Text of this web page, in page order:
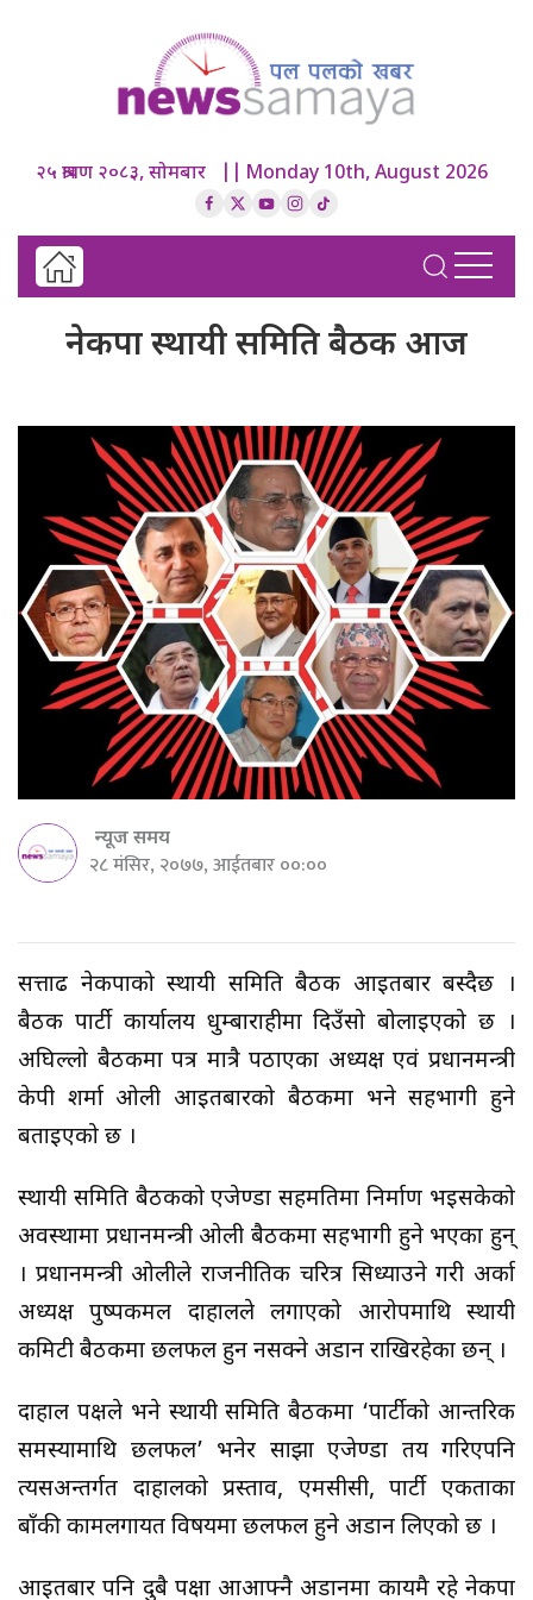
२५ श्रावण २०८३, सोमबार || Monday 10th, August 2026
नेकपा स्थायी समिति बैठक आज
न्यूज समय
२८ मंसिर, २०७७, आईतबार ००:००
सत्तारुढ नेकपाको स्थायी समिति बैठक आइतबार बस्दैछ ।
बैठक पार्टी कार्यालय धुम्बाराहीमा दिउँसो बोलाइएको छ ।
अघिल्लो बैठकमा पत्र मात्रै पठाएका अध्यक्ष एवं प्रधानमन्त्री
केपी शर्मा ओली आइतबारको बैठकमा भने सहभागी हुने
बताइएको छ ।
स्थायी समिति बैठकको एजेण्डा सहमतिमा निर्माण भइसकेको
अवस्थामा प्रधानमन्त्री ओली बैठकमा सहभागी हुने भएका हुन्
। प्रधानमन्त्री ओलीले राजनीतिक चरित्र सिध्याउने गरी अर्का
अध्यक्ष पुष्पकमल दाहालले लगाएको आरोपमाथि स्थायी
कमिटी बैठकमा छलफल हुन नसक्ने अडान राखिरहेका छन् ।
दाहाल पक्षले भने स्थायी समिति बैठकमा ‘पार्टीको आन्तरिक
समस्यामाथि छलफल’ भनेर साझा एजेण्डा तय गरिएपनि
त्यसअन्तर्गत दाहालको प्रस्ताव, एमसीसी, पार्टी एकताका
बाँकी कामलगायत विषयमा छलफल हुने अडान लिएको छ ।
आइतबार पनि दुबै पक्षा आआफ्नै अडानमा कायमै रहे नेकपा